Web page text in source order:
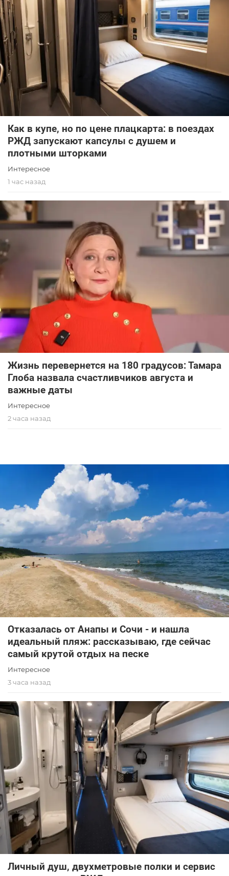
Как в купе, но по цене плацкарта: в поездах
РЖД запускают капсулы с душем и
плотными шторками
Интересное
1 час назад
Жизнь перевернется на 180 градусов: Тамара
Глоба назвала счастливчиков августа и
важные даты
Интересное
2 часа назад
Отказалась от Анапы и Сочи - и нашла
идеальный пляж: рассказываю, где сейчас
самый крутой отдых на песке
Интересное
3 часа назад
Личный душ, двухметровые полки и сервис